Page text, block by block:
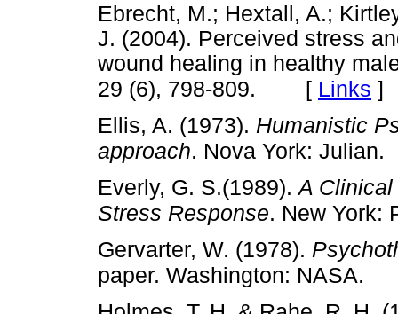
Ebrecht, M.; Hextall, A.;
J. (2004). Perceived stress
wound healing in healthy
29 (6), 798-809. [ Links ]
Ellis, A. (1973). Humanistic
approach. Nova York: Julian.
Everly, G. S.(1989).A Clinical
Stress Response. New York:
Gervarter, W. (1978).
paper. Washington: NASA.